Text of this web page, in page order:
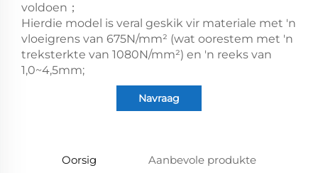
voldoen；
Hierdie model is veral geskik vir materiale met 'n
vloeigrens van 675N/mm² (wat oorestem met 'n
treksterkte van 1080N/mm²) en 'n reeks van
1,0~4,5mm;
Navraag
Oorsig Aanbevole produkte